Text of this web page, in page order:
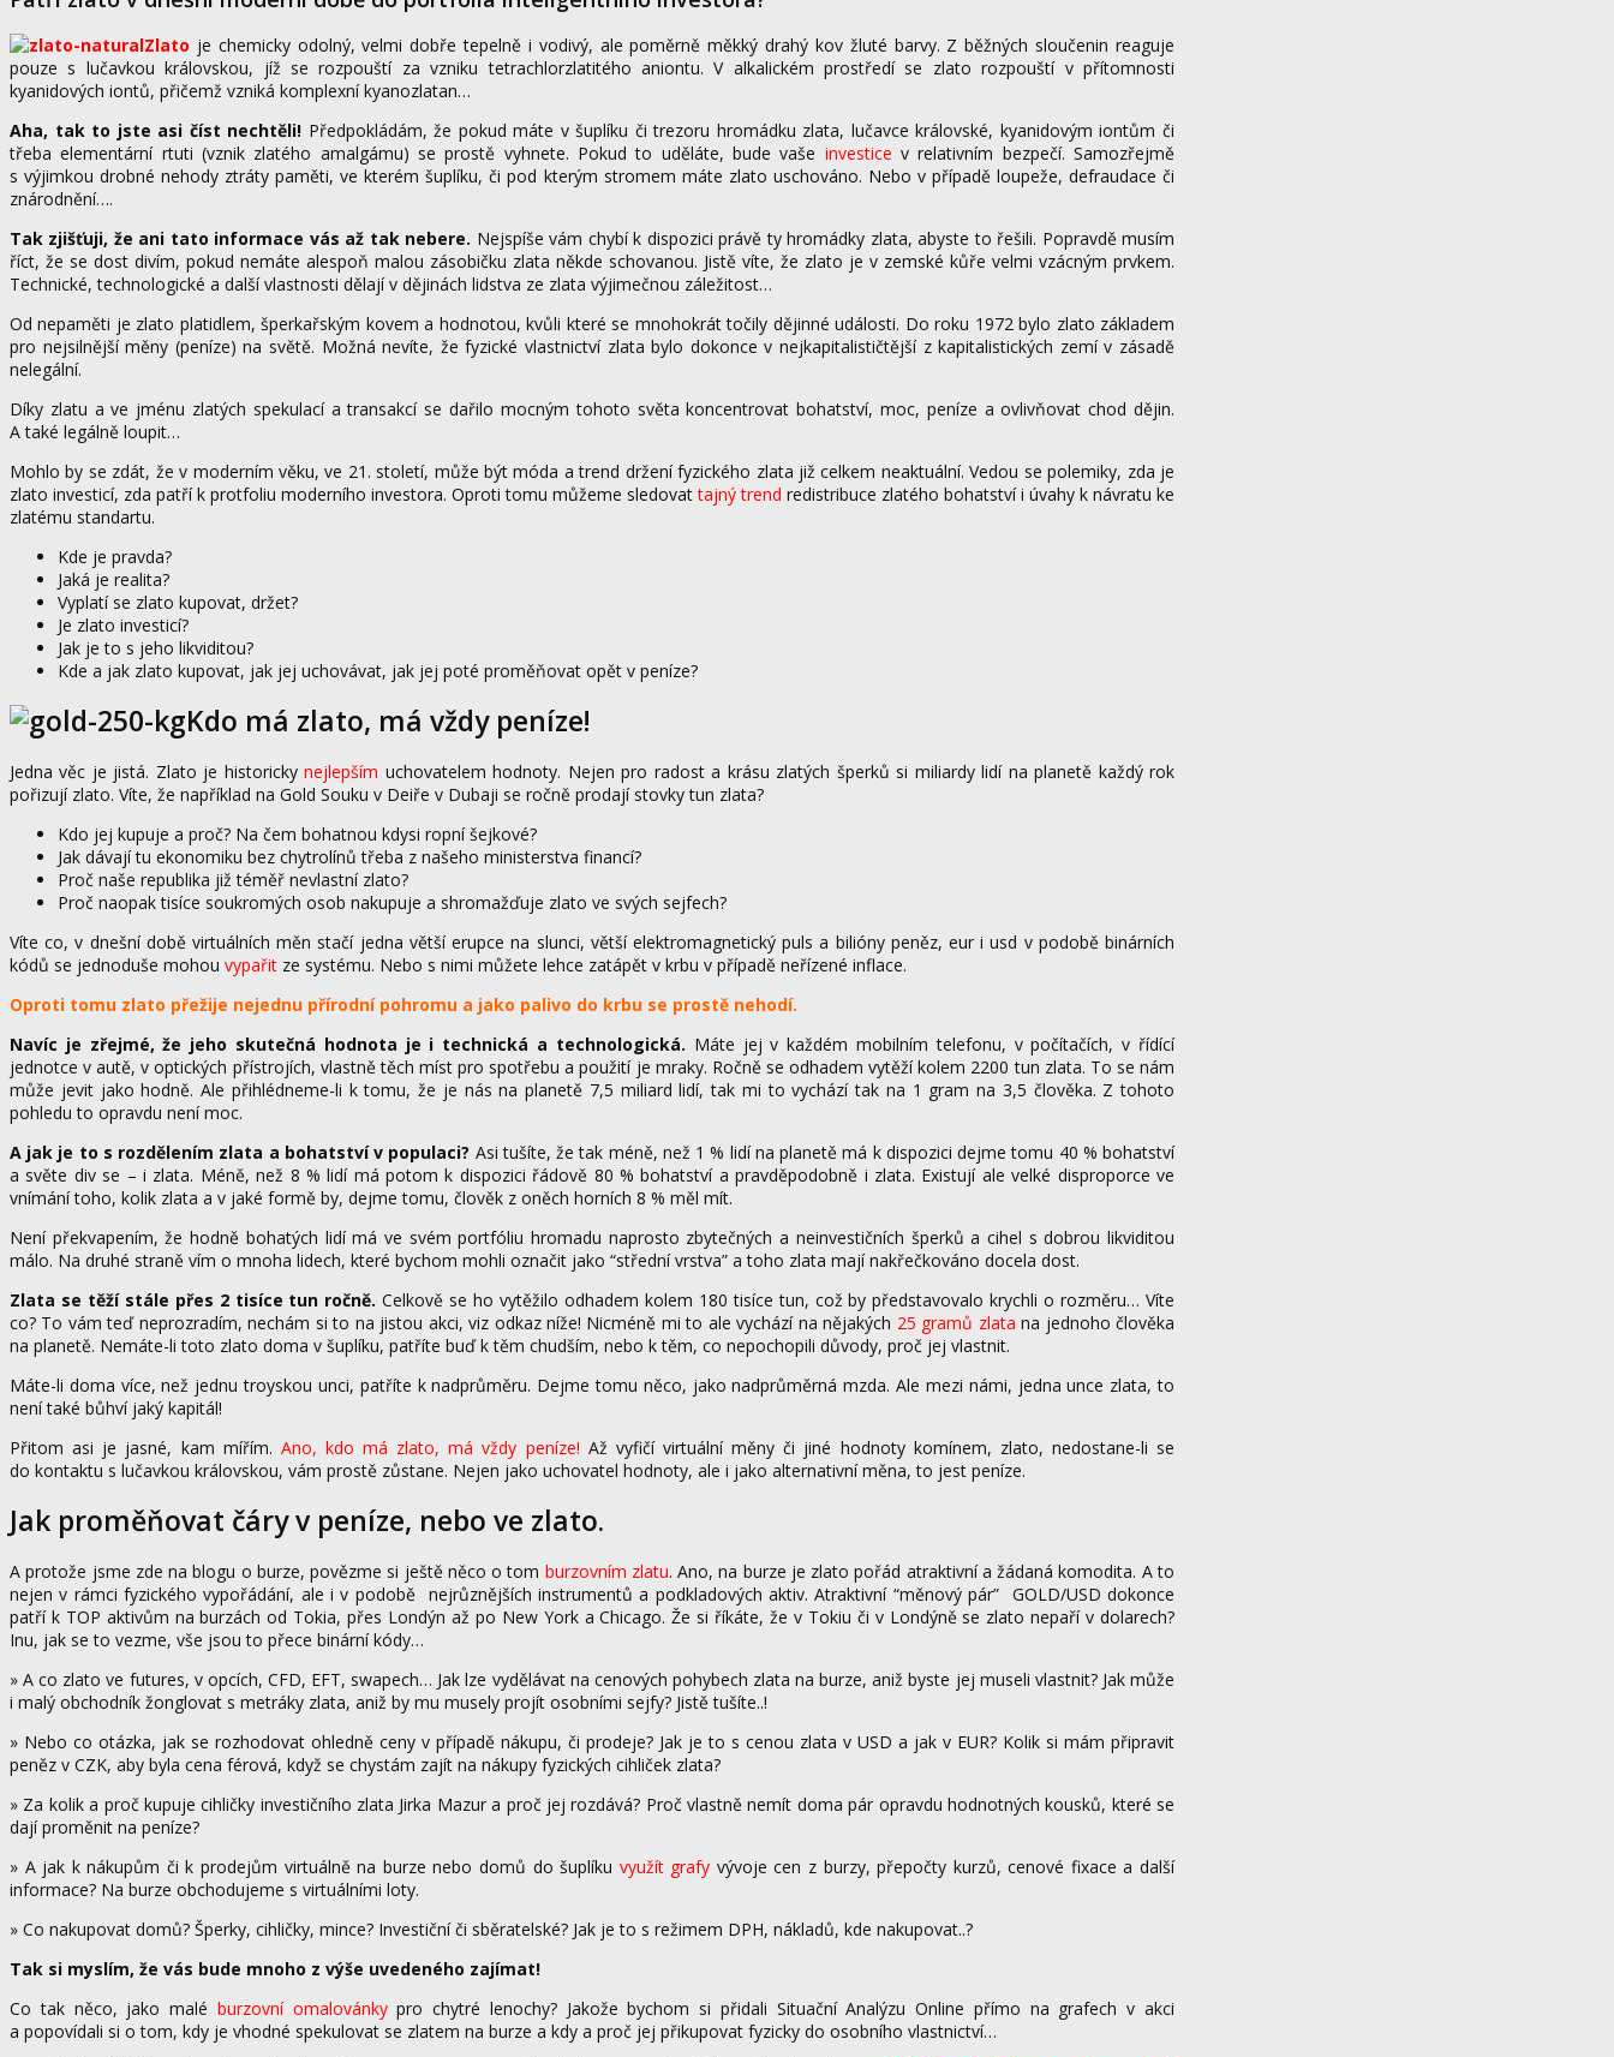
Zlato je chemicky odolný, velmi dobře tepelně i vodivý, ale poměrně měkký drahý kov žluté barvy. Z běžných sloučenin reaguje
pouze s lučavkou královskou, jíž se rozpouští za vzniku tetrachlorzlatitého aniontu. V alkalickém prostředí se zlato rozpouští v přítomnosti
kyanidových iontů, přičemž vzniká komplexní kyanozlatan…
Aha, tak to jste asi číst nechtěli! Předpokládám, že pokud máte v šuplíku či trezoru hromádku zlata, lučavce královské, kyanidovým iontům či
třeba elementární rtuti (vznik zlatého amalgámu) se prostě vyhnete. Pokud to uděláte, bude vaše investice v relativním bezpečí. Samozřejmě
s výjimkou drobné nehody ztráty paměti, ve kterém šuplíku, či pod kterým stromem máte zlato uschováno. Nebo v případě loupeže, defraudace či
znárodnění….
Tak zjišťuji, že ani tato informace vás až tak nebere. Nejspíše vám chybí k dispozici právě ty hromádky zlata, abyste to řešili. Popravdě musím
říct, že se dost divím, pokud nemáte alespoň malou zásobičku zlata někde schovanou. Jistě víte, že zlato je v zemské kůře velmi vzácným prvkem.
Technické, technologické a další vlastnosti dělají v dějinách lidstva ze zlata výjimečnou záležitost…
Od nepaměti je zlato platidlem, šperkařským kovem a hodnotou, kvůli které se mnohokrát točily dějinné události. Do roku 1972 bylo zlato základem
pro nejsilnější měny (peníze) na světě. Možná nevíte, že fyzické vlastnictví zlata bylo dokonce v nejkapitalističtější z kapitalistických zemí v zásadě
nelegální.
Díky zlatu a ve jménu zlatých spekulací a transakcí se dařilo mocným tohoto světa koncentrovat bohatství, moc, peníze a ovlivňovat chod dějin.
A také legálně loupit…
Mohlo by se zdát, že v moderním věku, ve 21. století, může být móda a trend držení fyzického zlata již celkem neaktuální. Vedou se polemiky, zda je
zlato investicí, zda patří k protfoliu moderního investora. Oproti tomu můžeme sledovattajný trend redistribuce zlatého bohatství i úvahy k návratu ke
zlatému standartu.
Kde je pravda?
Jaká je realita?
Vyplatí se zlato kupovat, držet?
Je zlato investicí?
Jak je to s jeho likviditou?
Kde a jak zlato kupovat, jak jej uchovávat, jak jej poté proměňovat opět v peníze?
Kdo má zlato, má vždy peníze!
Jedna věc je jistá. Zlato je historickynejlepším uchovatelem hodnoty. Nejen pro radost a krásu zlatých šperků si miliardy lidí na planetě každý rok
pořizují zlato. Víte, že například na Gold Souku v Deiře v Dubaji se ročně prodají stovky tun zlata?
Kdo jej kupuje a proč? Na čem bohatnou kdysi ropní šejkové?
Jak dávají tu ekonomiku bez chytrolínů třeba z našeho ministerstva financí?
Proč naše republika již téměř nevlastní zlato?
Proč naopak tisíce soukromých osob nakupuje a shromažďuje zlato ve svých sejfech?
Víte co, v dnešní době virtuálních měn stačí jedna větší erupce na slunci, větší elektromagnetický puls a bilióny peněz, eur i usd v podobě binárních
kódů se jednoduše mohou vypařit ze systému. Nebo s nimi můžete lehce zatápět v krbu v případě neřízené inflace.
Oproti tomu zlato přežije nejednu přírodní pohromu a jako palivo do krbu se prostě nehodí.
Navíc je zřejmé, že jeho skutečná hodnota je i technická a technologická. Máte jej v každém mobilním telefonu, v počítačích, v řídící
jednotce v autě, v optických přístrojích, vlastně těch míst pro spotřebu a použití je mraky. Ročně se odhadem vytěží kolem 2200 tun zlata. To se nám
může jevit jako hodně. Ale přihlédneme-li k tomu, že je nás na planetě 7,5 miliard lidí, tak mi to vychází tak na 1 gram na 3,5 člověka. Z tohoto
pohledu to opravdu není moc.
A jak je to s rozdělením zlata a bohatství v populaci? Asi tušíte, že tak méně, než 1 % lidí na planetě má k dispozici dejme tomu 40 % bohatství
a světe div se – i zlata. Méně, než 8 % lidí má potom k dispozici řádově 80 % bohatství a pravděpodobně i zlata. Existují ale velké disproporce ve
vnímání toho, kolik zlata a v jaké formě by, dejme tomu, člověk z oněch horních 8 % měl mít.
Není překvapením, že hodně bohatých lidí má ve svém portfóliu hromadu naprosto zbytečných a neinvestičních šperků a cihel s dobrou likviditou
málo. Na druhé straně vím o mnoha lidech, které bychom mohli označit jako “střední vrstva” a toho zlata mají nakřečkováno docela dost.
Zlata se těží stále přes 2 tisíce tun ročně. Celkově se ho vytěžilo odhadem kolem 180 tisíce tun, což by představovalo krychli o rozměru… Víte
co? To vám teď neprozradím, nechám si to na jistou akci, viz odkaz níže! Nicméně mi to ale vychází na nějakých 25 gramů zlata na jednoho člověka
na planetě. Nemáte-li toto zlato doma v šuplíku, patříte buď k těm chudším, nebo k těm, co nepochopili důvody, proč jej vlastnit.
Máte-li doma více, než jednu troyskou unci, patříte k nadprůměru. Dejme tomu něco, jako nadprůměrná mzda. Ale mezi námi, jedna unce zlata, to
není také bůhví jaký kapitál!
Přitom asi je jasné, kam mířím. Ano, kdo má zlato, má vždy peníze! Až vyfičí virtuální měny či jiné hodnoty komínem, zlato, nedostane-li se
do kontaktu s lučavkou královskou, vám prostě zůstane. Nejen jako uchovatel hodnoty, ale i jako alternativní měna, to jest peníze.
Jak proměňovat čáry v peníze, nebo ve zlato.
A protože jsme zde na blogu o burze, povězme si ještě něco o tom burzovním zlatu. Ano, na burze je zlato pořád atraktivní a žádaná komodita. A to
nejen v rámci fyzického vypořádání, ale i v podobě nejrůznějších instrumentů a podkladových aktiv. Atraktivní “měnový pár” GOLD/USD dokonce
patří k TOP aktivům na burzách od Tokia, přes Londýn až po New York a Chicago. Že si říkáte, že v Tokiu či v Londýně se zlato nepaří v dolarech?
Inu, jak se to vezme, vše jsou to přece binární kódy…
» A co zlato ve futures, v opcích, CFD, EFT, swapech… Jak lze vydělávat na cenových pohybech zlata na burze, aniž byste jej museli vlastnit? Jak může
i malý obchodník žonglovat s metráky zlata, aniž by mu musely projít osobními sejfy? Jistě tušíte..!
» Nebo co otázka, jak se rozhodovat ohledně ceny v případě nákupu, či prodeje? Jak je to s cenou zlata v USD a jak v EUR? Kolik si mám připravit
peněz v CZK, aby byla cena férová, když se chystám zajít na nákupy fyzických cihliček zlata?
» Za kolik a proč kupuje cihličky investičního zlata Jirka Mazur a proč jej rozdává? Proč vlastně nemít doma pár opravdu hodnotných kousků, které se
dají proměnit na peníze?
» A jak k nákupům či k prodejům virtuálně na burze nebo domů do šuplíku využít grafy vývoje cen z burzy, přepočty kurzů, cenové fixace a další
informace? Na burze obchodujeme s virtuálními loty.
» Co nakupovat domů? Šperky, cihličky, mince? Investiční či sběratelské? Jak je to s režimem DPH, nákladů, kde nakupovat..?
Tak si myslím, že vás bude mnoho z výše uvedeného zajímat!
Co tak něco, jako malé burzovní omalovánkypro chytré lenochy? Jakože bychom si přidali Situační Analýzu Online přímo na grafech v akci
a popovídali si o tom, kdy je vhodné spekulovat se zlatem na burze a kdy a proč jej přikupovat fyzicky do osobního vlastnictví…